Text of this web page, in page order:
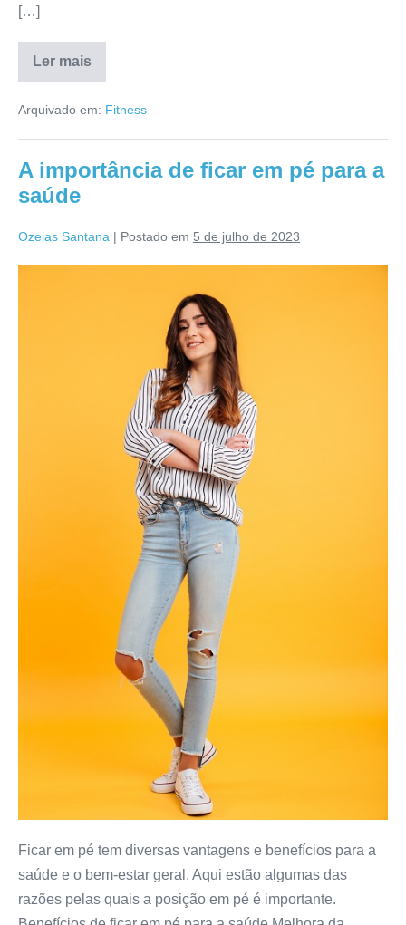
[…]
Ler mais
Como
a
funciona
corpo
Arquivado em: Fitness
A importância de ficar em pé para a
saúde
Ozeias Santana | Postado em 5 de julho de 2023
Ficar em pé tem diversas vantagens e benefícios para a
saúde e o bem-estar geral. Aqui estão algumas das
razões pelas quais a posição em pé é importante.